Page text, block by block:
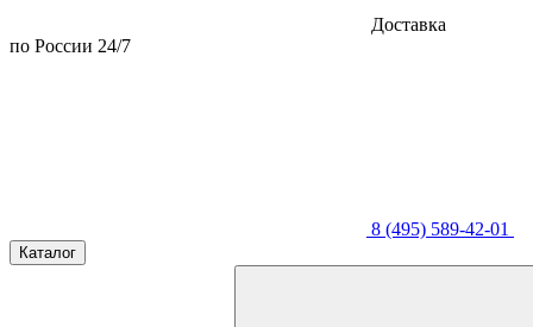
Доставка
по России 24/7
8 (495) 589-42-01
Каталог